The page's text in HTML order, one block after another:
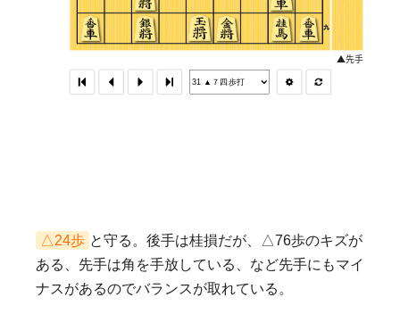
△24歩 と守る。後手は桂損だが、△76歩のキズが
ある、先手は角を手放している、など先手にもマイ
ナスがあるのでバランスが取れている。